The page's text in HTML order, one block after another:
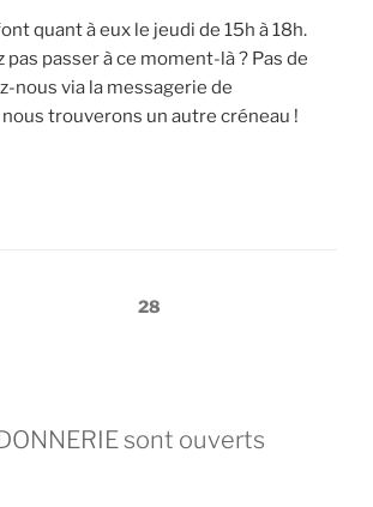
quant à eux le jeudi de 15h à 18h.
pas passer à ce moment-là ? Pas de
nous via la messagerie de
nous trouverons un autre créneau !
28
sont ouverts